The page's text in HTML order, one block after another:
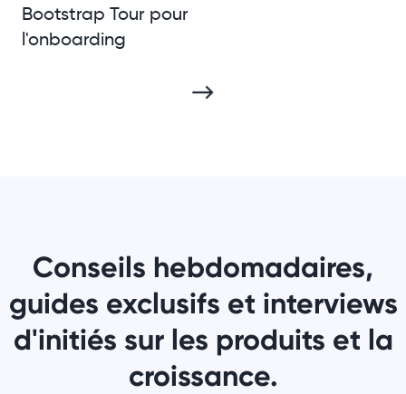
Bootstrap Tour pour
l'onboarding
Conseils hebdomadaires,
guides exclusifs et interviews
d'initiés sur les produits et la
croissance.